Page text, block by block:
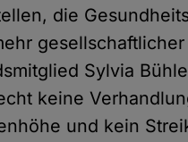
die
Sylvia
keine
und kein